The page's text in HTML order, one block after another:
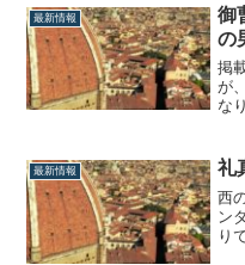
れ
こ
ト
最新情報
御
の
掲
が
な
瞳
お
脱
こ
最新情報 礼
西
ン
り